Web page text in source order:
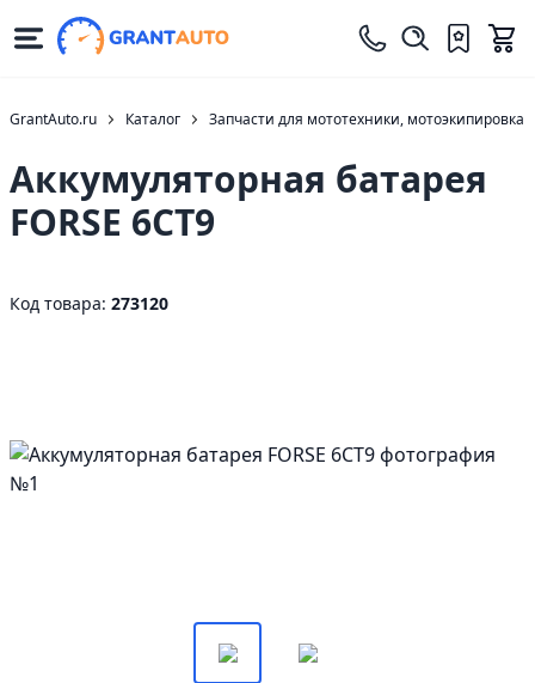
GrantAuto.ru Каталог Запчасти для мототехники, мотоэкипировка
Аккумуляторная батарея
FORSE 6СТ9
Код товара: 273120